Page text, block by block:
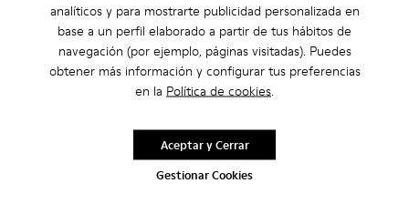
analíticos y para mostrarte publicidad personalizada en
base a un perfil elaborado a partir de tus hábitos de
navegación (por ejemplo, páginas visitadas). Puedes
obtener más información y configurar tus preferencias
en la Política de cookies.
Gestionar Cookies
Aceptar y Cerrar
ReWalk
Zapatos Camper de segunda mano y
segundas calidades, listos para
caminar de nuevo.